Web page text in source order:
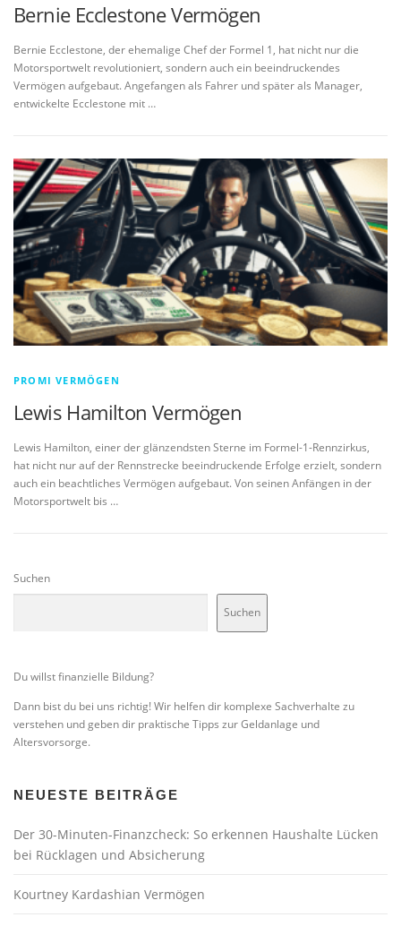
Bernie Ecclestone Vermögen
Bernie Ecclestone, der ehemalige Chef der Formel 1, hat nicht nur die
Motorsportwelt revolutioniert, sondern auch ein beeindruckendes
Vermögen aufgebaut. Angefangen als Fahrer und später als Manager,
entwickelte Ecclestone mit …
PROMI VERMÖGEN
Lewis Hamilton Vermögen
Lewis Hamilton, einer der glänzendsten Sterne im Formel-1-Rennzirkus,
hat nicht nur auf der Rennstrecke beeindruckende Erfolge erzielt, sondern
auch ein beachtliches Vermögen aufgebaut. Von seinen Anfängen in der
Motorsportwelt bis …
Suchen
Suchen
Du willst finanzielle Bildung?
Dann bist du bei uns richtig! Wir helfen dir komplexe Sachverhalte zu
verstehen und geben dir praktische Tipps zur Geldanlage und
Altersvorsorge.
NEUESTE BEITRÄGE
Der 30-Minuten-Finanzcheck: So erkennen Haushalte Lücken
bei Rücklagen und Absicherung
Kourtney Kardashian Vermögen